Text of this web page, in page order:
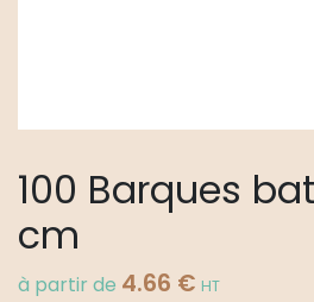
100 Barques
cm
à partir de 4.66 € HT